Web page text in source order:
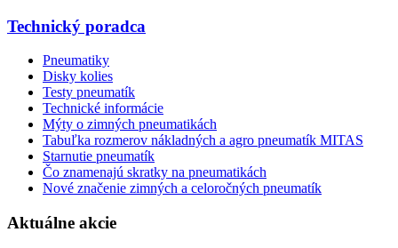
Technický poradca
Pneumatiky
Disky kolies
Testy pneumatík
Technické informácie
Mýty o zimných pneumatikách
Tabuľka rozmerov nákladných a agro pneumatík MITAS
Starnutie pneumatík
Čo znamenajú skratky na pneumatikách
Nové značenie zimných a celoročných pneumatík
Aktuálne akcie